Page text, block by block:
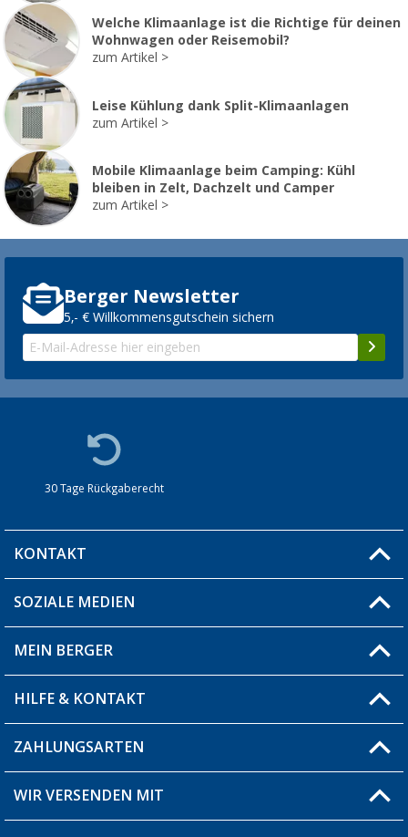
Welche Klimaanlage ist die Richtige für deinen
Wohnwagen oder Reisemobil?
zum Artikel
Leise Kühlung dank Split-Klimaanlagen
zum Artikel
Mobile Klimaanlage beim Camping: Kühl
bleiben in Zelt, Dachzelt und Camper
zum Artikel
Berger Newsletter
5,- € Willkommensgutschein sichern
30 Tage Rückgaberecht
KONTAKT
Du hast eine Frage?
Filiale finden
SOZIALE MEDIEN
MEIN BERGER
Blog
Produkttester
Über uns
HILFE & KONTAKT
Fragen & Antworten / FAQ
Versandinformationen
ZAHLUNGSARTEN
WIR VERSENDEN MIT